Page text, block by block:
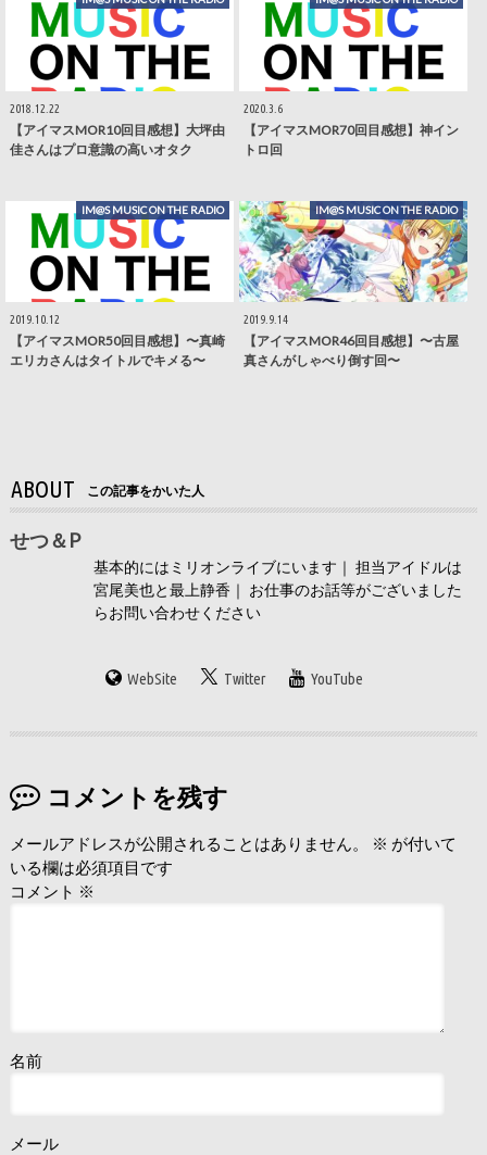
2018.12.22
【アイマスMOR10回目感想】大坪由
佳さんはプロ意識の高いオタク
2020.3.6
【アイマスMOR70回目感想】神イン
トロ回
IM@S MUSIC ON THE RADIO
2019.10.12
【アイマスMOR50回目感想】〜真崎
エリカさんはタイトルでキメる〜
IM@S MUSIC ON THE RADIO
2019.9.14
【アイマスMOR46回目感想】〜古屋
真さんがしゃべり倒す回〜
ABOUT この記事をかいた人
せつ＆P
基本的にはミリオンライブにいます｜ 担当アイドルは
宮尾美也と最上静香｜ お仕事のお話等がございました
らお問い合わせください
WebSite Twitter YouTube
コメントを残す
メールアドレスが公開されることはありません。 ※ が付いて
いる欄は必須項目です
コメント ※
名前
メール